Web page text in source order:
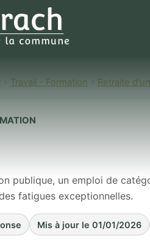
Travail - Formation Retraite
:
publique, un emploi de
fatigues exceptionnelles.
Mis à jour le 01/01/2026